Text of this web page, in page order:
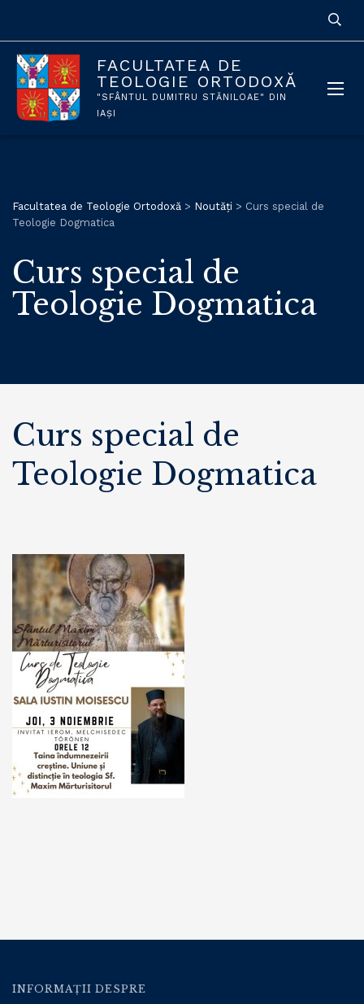
FACULTATEA DE
TEOLOGIE ORTODOXĂ
"SFÂNTUL DUMITRU STĂNILOAE" DIN
IAȘI
Facultatea de Teologie Ortodoxă > Noutăți > Curs special de
Teologie Dogmatica
Curs special de
Teologie Dogmatica
Curs special de
Teologie Dogmatica
INFORMAȚII DESPRE